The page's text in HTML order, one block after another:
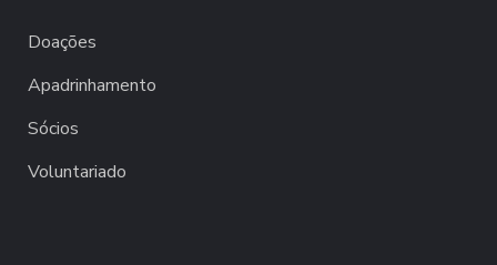
Doações
Apadrinhamento
Sócios
Voluntariado